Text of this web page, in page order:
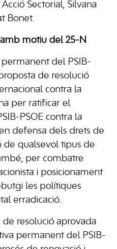
Sectorial, Silvana
Bonet.
motiu del 25-N
permanent del PSIB-
de resolució
contra la
per ratificar el
PSOE contra la
defensa dels drets de
de qualsevol tipus de
per combatre
i posicionament
les polítiques
erradicació.
resolució aprovada
permanent del PSIB-